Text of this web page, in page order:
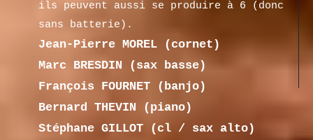
ils peuvent aussi se produire à 6 (donc
sans batterie).
Jean-Pierre MOREL (cornet)
Marc BRESDIN (sax basse)
François FOURNET (banjo)
Bernard THEVIN (piano)
Stéphane GILLOT (cl / sax alto)